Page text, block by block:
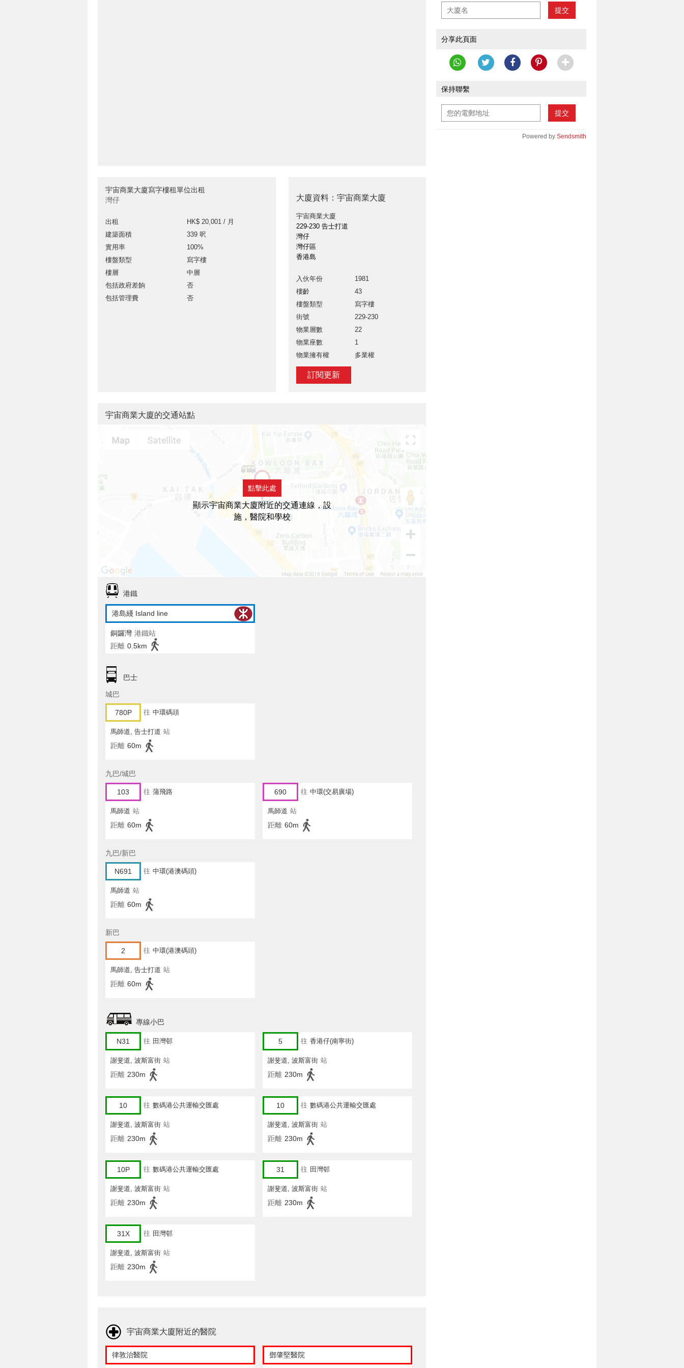
宇宙商業大廈寫字樓租單位出租
灣仔
出租
HK$ 20,001 / 月
建築面積
339 呎
實用率
100%
樓盤類型
寫字樓
樓層
中層
包括政府差餉
否
包括管理費
否
大廈資料：宇宙商業大廈
宇宙商業大廈
229-230 告士打道
灣仔
灣仔區
香港島
入伙年份
1981
樓齡
43
樓盤類型
寫字樓
街號
229-230
物業層數
22
物業座數
1
物業擁有權
多業權
訂閱更新
提交
分享此頁面
保持聯繫
提交
Powered by Sendsmith
宇宙商業大廈的交通站點
點擊此處
顯示宇宙商業大廈附近的交通連線，設
施，醫院和學校
港鐵
港島綫 Island line
銅鑼灣 港鐵站
距離 0.5km
巴士
城巴
780P 往 中環碼頭
馬師道, 告士打道 站
距離 60m
九巴/城巴
103 往 蒲飛路
馬師道 站
距離 60m
690 往 中環(交易廣場)
馬師道 站
距離 60m
九巴/新巴
N691 往 中環(港澳碼頭)
馬師道 站
距離 60m
新巴
2 往 中環(港澳碼頭)
馬師道, 告士打道 站
距離 60m
專線小巴
N31 往 田灣邨
謝斐道, 波斯富街 站
距離 230m
5 往 香港仔(南寧街)
謝斐道, 波斯富街 站
距離 230m
10 往 數碼港公共運輸交匯處
謝斐道, 波斯富街 站
距離 230m
10 往 數碼港公共運輸交匯處
謝斐道, 波斯富街 站
距離 230m
10P 往 數碼港公共運輸交匯處
謝斐道, 波斯富街 站
距離 230m
31 往 田灣邨
謝斐道, 波斯富街 站
距離 230m
31X 往 田灣邨
謝斐道, 波斯富街 站
距離 230m
宇宙商業大廈附近的醫院
律敦治醫院 鄧肇堅醫院